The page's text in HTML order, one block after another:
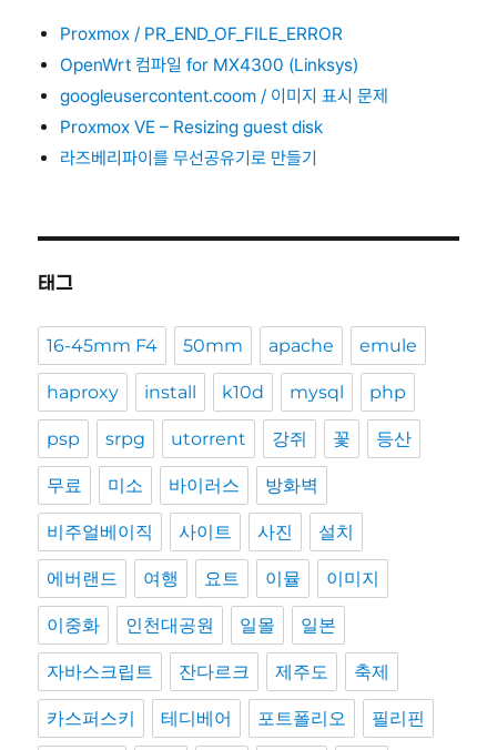
Proxmox / PR_END_OF_FILE_ERROR
OpenWrt 컴파일 for MX4300 (Linksys)
googleusercontent.coom / 이미지 표시 문제
Proxmox VE – Resizing guest disk
라즈베리파이를 무선공유기로 만들기
태그
16-45mm F4 50mm apache emule
haproxy install k10d mysql php
psp srpg utorrent 강쥐 꽃 등산
무료 미소 바이러스 방화벽
비주얼베이직 사이트 사진 설치
에버랜드 여행 요트 이뮬 이미지
이중화 인천대공원 일몰 일본
자바스크립트 잔다르크 제주도 축제
카스퍼스키 테디베어 포트폴리오 필리핀